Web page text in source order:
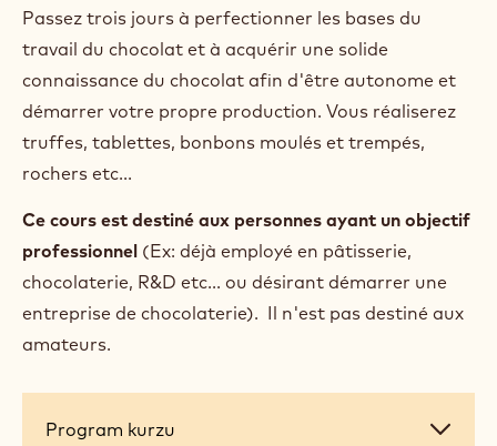
Passez trois jours à perfectionner les bases du
travail du chocolat et à acquérir une solide
connaissance du chocolat afin d'être autonome et
démarrer votre propre production. Vous réaliserez
truffes, tablettes, bonbons moulés et trempés,
rochers etc...
Ce cours est destiné aux personnes ayant un objectif
professionnel (Ex: déjà employé en pâtisserie,
chocolaterie, R&D etc... ou désirant démarrer une
entreprise de chocolaterie). Il n'est pas destiné aux
amateurs.
Program
Program kurzu